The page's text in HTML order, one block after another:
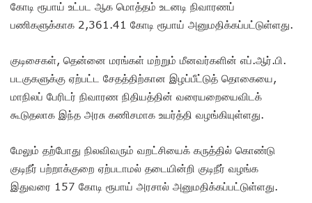
கோடி ரூபாய் உட்பட ஆக மொத்தம் உடனடி நிவாரணப்
பணிகளுக்காக 2,361.41 கோடி ரூபாய் அனுமதிக்கப்பட்டுள்ளது.
குடிசைகள், தென்னை மரங்கள் மற்றும் மீனவர்களின் எப்.ஆர்.பி.
படகுகளுக்கு ஏற்பட்ட சேதத்திற்கான இழப்பீட்டுத் தொகையை,
மாநிலப் பேரிடர் நிவாரண நிதியத்தின் வரையறையைவிடக்
கூடுதலாக இந்த அரசு கணிசமாக உயர்த்தி வழங்கியுள்ளது.
மேலும் தற்போது நிலவிவரும் வறட்சியைக் கருத்தில் கொண்டு
குடிநீர் பற்றாக்குறை ஏற்படாமல் தடையின்றி குடிநீர் வழங்க
இதுவரை 157 கோடி ரூபாய் அரசால் அனுமதிக்கப்பட்டுள்ளது.